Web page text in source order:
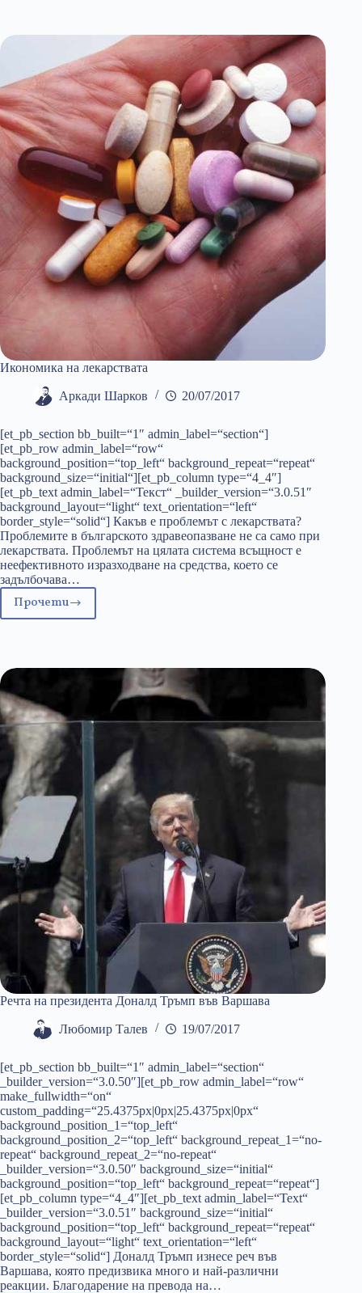
предстои
Икономика на лекарствата
Аркади Шарков 20/07/2017
[et_pb_section bb_built=“1″ admin_label=“section“]
[et_pb_row admin_label=“row“
background_position=“top_left“ background_repeat=“repeat“
background_size=“initial“][et_pb_column type=“4_4″]
[et_pb_text admin_label=“Текст“ _builder_version=“3.0.51″
background_layout=“light“ text_orientation=“left“
border_style=“solid“] Какъв е проблемът с лекарствата?
Проблемите в българското здравеопазване не са само при
лекарствата. Проблемът на цялата система всъщност е
неефективното изразходване на средства, което се
задълбочава…
ПрочетиИкономика
Речта на президента Доналд Тръмп във Варшава
Любомир Талев 19/07/2017
[et_pb_section bb_built=“1″ admin_label=“section“
_builder_version=“3.0.50″][et_pb_row admin_label=“row“
make_fullwidth=“on“
custom_padding=“25.4375px|0px|25.4375px|0px“
background_position_1=“top_left“
background_position_2=“top_left“ background_repeat_1=“no-
repeat“ background_repeat_2=“no-repeat“
_builder_version=“3.0.50″ background_size=“initial“
background_position=“top_left“ background_repeat=“repeat“]
[et_pb_column type=“4_4″][et_pb_text admin_label=“Text“
_builder_version=“3.0.51″ background_size=“initial“
background_position=“top_left“ background_repeat=“repeat“
background_layout=“light“ text_orientation=“left“
border_style=“solid“] Доналд Тръмп изнесе реч във
Варшава, която предизвика много и най-различни
реакции. Благодарение на превода на…